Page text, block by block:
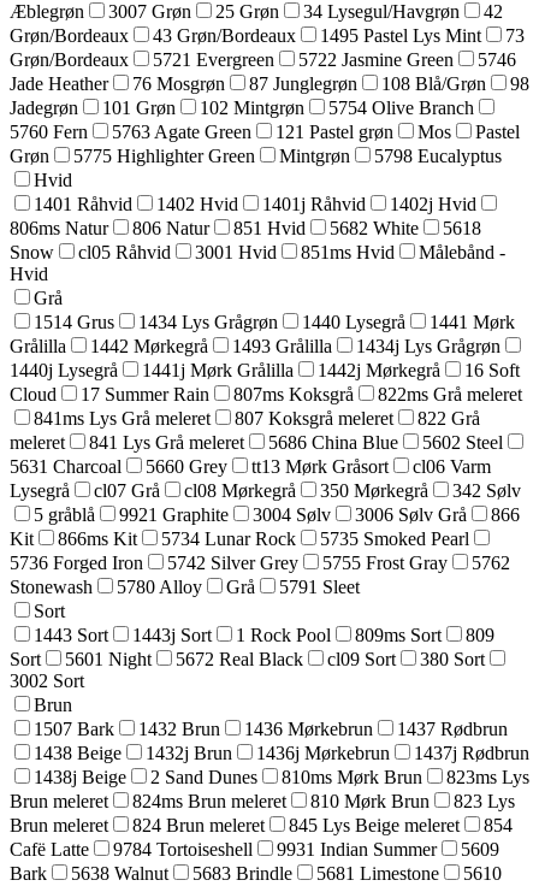
Æblegrøn
3007 Grøn 25 Grøn 34 Lysegul/Havgrøn
42
Grøn/Bordeaux
43 Grøn/Bordeaux 1495 Pastel Lys Mint
73
Grøn/Bordeaux
5721 Evergreen 5722 Jasmine Green
5746
Jade Heather
76 Mosgrøn 87 Junglegrøn 108 Blå/Grøn
98
Jadegrøn
101 Grøn 102 Mintgrøn
5754 Olive Branch
5760 Fern
5763 Agate Green 121 Pastel grøn Mos
Pastel
Grøn
5775 Highlighter Green Mintgrøn
5798 Eucalyptus
Hvid
1401 Råhvid
1402 Hvid 1401j Råhvid
1402j Hvid
806ms Natur
806 Natur 851 Hvid 5682 White
5618
Snow
cl05 Råhvid 3001 Hvid 851ms Hvid
Målebånd -
Hvid
Grå
1514 Grus
1434 Lys Grågrøn 1440 Lysegrå
1441 Mørk
Grålilla
1442 Mørkegrå 1493 Grålilla
1434j Lys Grågrøn
1440j Lysegrå
1441j Mørk Grålilla 1442j Mørkegrå
16 Soft
Cloud
17 Summer Rain 807ms Koksgrå
822ms Grå meleret
841ms Lys Grå meleret
807 Koksgrå meleret
822 Grå
meleret
841 Lys Grå meleret 5686 China Blue
5602 Steel
5631 Charcoal
5660 Grey tt13 Mørk Gråsort
cl06 Varm
Lysegrå
cl07 Grå cl08 Mørkegrå 350 Mørkegrå
342 Sølv
5 gråblå
9921 Graphite 3004 Sølv 3006 Sølv Grå
866
Kit
866ms Kit 5734 Lunar Rock
5735 Smoked Pearl
5736 Forged Iron
5742 Silver Grey 5755 Frost Gray
5762
Stonewash
5780 Alloy Grå
5791 Sleet
Sort
1443 Sort
1443j Sort 1 Rock Pool 809ms Sort
809
Sort
5601 Night 5672 Real Black cl09 Sort
380 Sort
3002 Sort
Brun
1507 Bark
1432 Brun 1436 Mørkebrun
1437 Rødbrun
1438 Beige
1432j Brun 1436j Mørkebrun
1437j Rødbrun
1438j Beige
2 Sand Dunes 810ms Mørk Brun
823ms Lys
Brun meleret
824ms Brun meleret 810 Mørk Brun
823 Lys
Brun meleret
824 Brun meleret 845 Lys Beige meleret
854
Cafë Latte
9784 Tortoiseshell 9931 Indian Summer
5609
Bark
5638 Walnut 5683 Brindle 5681 Limestone
5610